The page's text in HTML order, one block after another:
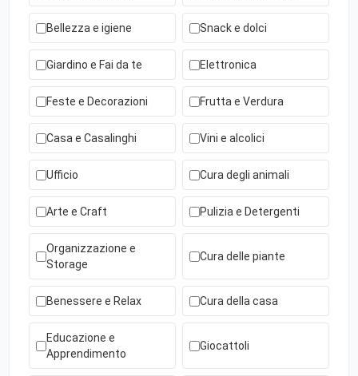
Bellezza e igiene Snack e dolci
Giardino e Fai da te Elettronica
Feste e Decorazioni Frutta e Verdura
Casa e Casalinghi Vini e alcolici
Ufficio Cura degli animali
Arte e Craft Pulizia e Detergenti
Organizzazione e
Storage
Cura delle piante
Benessere e Relax Cura della casa
Educazione e
Apprendimento
Giocattoli